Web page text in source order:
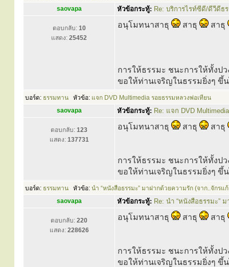
saovapa
หัวข้อกระทู้: Re: บริการไรท์ซีดี/ดีวีดีธ
ตอบกลับ: 10
แสดง: 25452
อนุโมทนาสาธุ สาธุ สาธุ
การให้ธรรมะ ชนะการให้ทั้งปว
ขอให้ท่านเจริญในธรรมยิ่งๆ ขึ้
บอร์ด: ธรรมทาน หัวข้อ: แจก DVD Multimedia รอยธรรมหลวงพ่อเทียน
saovapa
หัวข้อกระทู้: Re: แจก DVD
ตอบกลับ: 123
แสดง: 137731
อนุโมทนาสาธุ สาธุ สาธุ
การให้ธรรมะ ชนะการให้ทั้งปว
ขอให้ท่านเจริญในธรรมยิ่งๆ ขึ้
บอร์ด: ธรรมทาน หัวข้อ: นำ “หนังสือธรรมะ” มาฝากด้วยความรัก (จาก..จักรแ
saovapa
หัวข้อกระทู้: Re: นำ “หนังสือธรรมะ”
ตอบกลับ: 220
แสดง: 228626
อนุโมทนาสาธุ สาธุ สาธุ
การให้ธรรมะ ชนะการให้ทั้งปว
ขอให้ท่านเจริญในธรรมยิ่งๆ ขึ้